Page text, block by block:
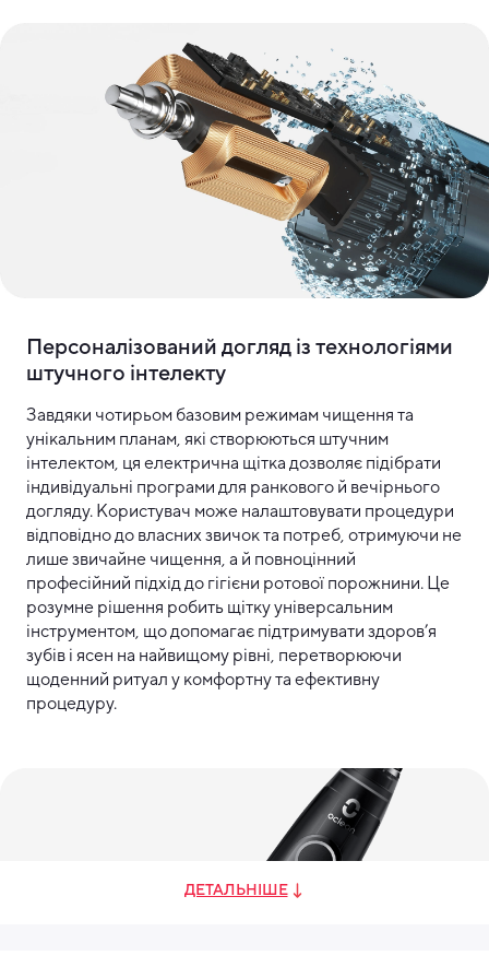
Персоналізований догляд із технологіями
штучного інтелекту
Завдяки чотирьом базовим режимам чищення та
унікальним планам, які створюються штучним
інтелектом, ця електрична щітка дозволяє підібрати
індивідуальні програми для ранкового й вечірнього
догляду. Користувач може налаштовувати процедури
відповідно до власних звичок та потреб, отримуючи не
лише звичайне чищення, а й повноцінний
професійний підхід до гігієни ротової порожнини. Це
розумне рішення робить щітку універсальним
інструментом, що допомагає підтримувати здоров’я
зубів і ясен на найвищому рівні, перетворюючи
щоденний ритуал у комфортну та ефективну
процедуру.
ДЕТАЛЬНІШЕ